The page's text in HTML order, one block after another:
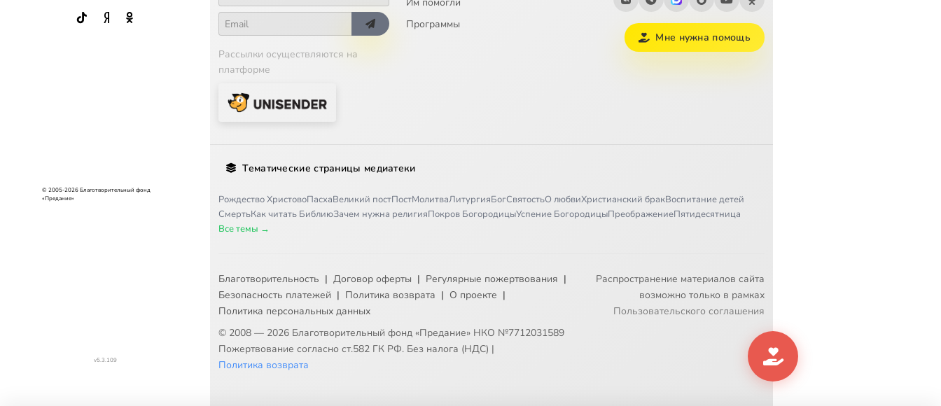
© 2005-2026 Благотворительный фонд
«Предание»
v5.3.109
Рассылки осуществляются на
платформе
Программы
Мне нужна помощь
Тематические страницы медиатеки
Рождество ХристовоПасхаВеликий постПостМолитваЛитургияБогСвятостьО любвиХристианский бракВоспитание детей
СмертьКак читать БиблиюЗачем нужна религияПокров БогородицыУспение БогородицыПреображениеПятидесятница
Все темы →
Благотворительность | Договор оферты | Регулярные пожертвования |
Безопасность платежей | Политика возврата | О проекте |
Политика персональных данных
© 2008 — 2026 Благотворительный фонд «Предание» НКО №7712031589
Пожертвование согласно ст.582 ГК РФ. Без налога (НДС) |
Политика возврата
Распространение материалов сайта
возможно только в рамках
Пользовательского соглашения